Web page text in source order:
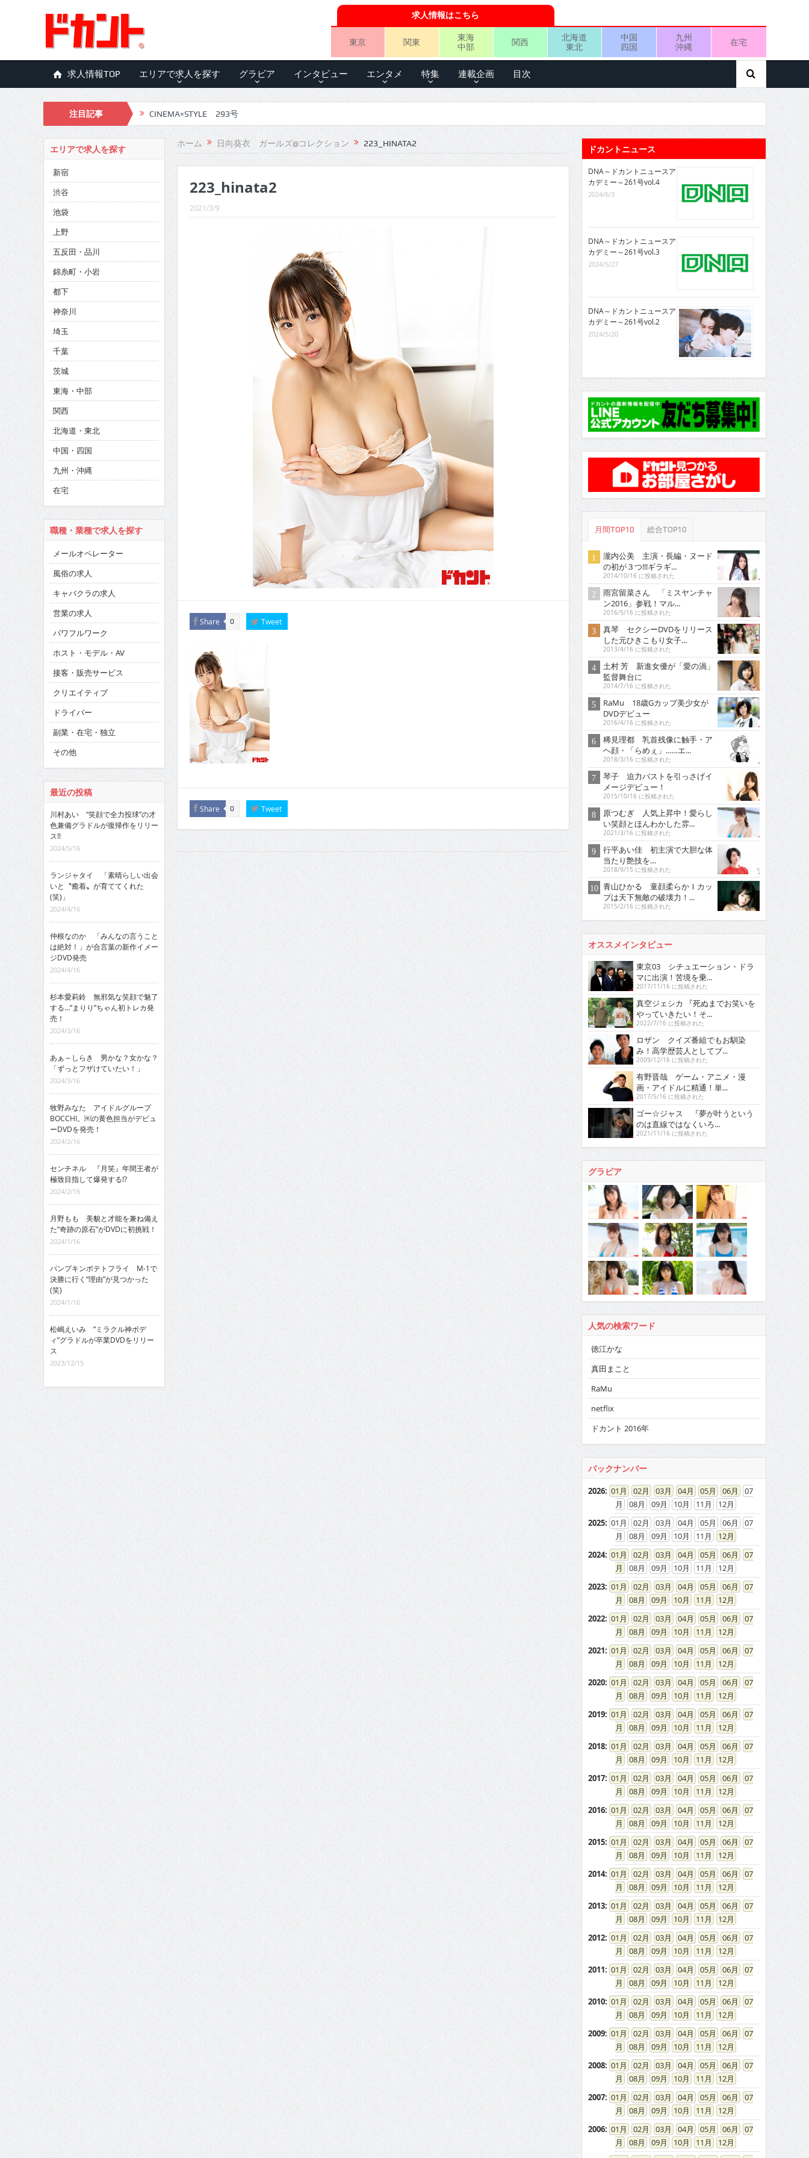
求人情報はこちら
東京 関東
東海
中部
関西
北海道
東北
中国
四国
九州
沖縄
在宅
求人情報TOP エリアで求人を探す グラビア インタビュー エンタメ 特集 連載企画 目次
注目記事 CINEMA×STYLE 293号
CINEMA×STYLE 292号
CINEMA×STYLE 291号
CINEMA×STYLE 290号
CINEMA×STYLE 289号
CINEMA×STYLE 288号
CINEMA×STYLE 286号
CINEMA×STYLE 285号
CINEMA×STYLE 294号
ホーム 日向葵衣 ガールズ@コレクション 223_HINATA2
223_hinata2
2021/3/9
Share 0 Tweet
Share 0 Tweet
エリアで求人を探す
新宿
渋谷
池袋
上野
五反田・品川
錦糸町・小岩
都下
神奈川
埼玉
千葉
茨城
東海・中部
関西
北海道・東北
中国・四国
九州・沖縄
在宅
職種・業種で求人を探す
メールオペレーター
風俗の求人
キャバクラの求人
営業の求人
パワフルワーク
ホスト・モデル・AV
接客・販売サービス
クリエイティブ
ドライバー
副業・在宅・独立
その他
最近の投稿
川村あい “笑顔で全力投球”の才
色兼備グラドルが復帰作をリリー
ス!!
2024/5/16
ランジャタイ 「素晴らしい出会
いと〝癒着〟が育ててくれた
(笑)」
2024/4/16
仲根なのか 「みんなの言うこと
は絶対！」が合言葉の新作イメー
ジDVD発売
2024/4/16
杉本愛莉鈴 無邪気な笑顔で魅了
する…“まりり”ちゃん初トレカ発
売！
2024/3/16
あぁ～しらき 男かな？女かな？
「ずっとフザけていたい！」
2024/3/16
牧野みなた アイドルグループ
BOCCHI。￼の黄色担当がデビュ
ーDVDを発売！
2024/2/16
センチネル 『月笑』年間王者が
極致目指して爆発する!?
2024/2/16
月野もも 美貌と才能を兼ね備え
た“奇跡の原石”がDVDに初挑戦！
2024/1/16
パンプキンポテトフライ M-1で
決勝に行く“理由”が見つかった
(笑)
2024/1/16
松嶋えいみ “ミラクル神ボデ
ィ”グラドルが卒業DVDをリリー
ス
2023/12/15
ドカントニュース
DNA～ドカントニュースア
カデミー～261号vol.4
2024/6/3
DNA～ドカントニュースア
カデミー～261号vol.3
2024/5/27
DNA～ドカントニュースア
カデミー～261号vol.2
2024/5/20
月間TOP10 総合TOP10
瀧内公美 主演・長編・ヌード
の初が３つ!!!ギラギ...
2014/10/16 に投稿された
雨宮留菜さん 「ミスヤンチャ
ン2016」参戦！マル...
2016/5/16 に投稿された
真琴 セクシーDVDをリリース
した元ひきこもり女子...
2013/4/16 に投稿された
土村 芳 新進女優が「愛の渦」
監督舞台に
2014/7/16 に投稿された
RaMu 18歳Gカップ美少女が
DVDデビュー
2016/4/16 に投稿された
稀見理都 乳首残像に触手・ア
ヘ顔・「らめぇ」……エ...
2018/3/16 に投稿された
琴子 迫力バストを引っさげイ
メージデビュー！
2015/10/16 に投稿された
原つむぎ 人気上昇中！愛らし
い笑顔とほんわかした雰...
2021/3/16 に投稿された
行平あい佳 初主演で大胆な体
当たり艶技を…
2018/9/15 に投稿された
青山ひかる 童顔柔らかＩカッ
プは天下無敵の破壊力！...
2015/2/16 に投稿された
オススメインタビュー
東京03 シチュエーション・ドラ
マに出演！苦境を乗...
2017/11/16 に投稿された
真空ジェシカ 『死ぬまでお笑いを
やっていきたい！そ...
2022/7/16 に投稿された
ロザン クイズ番組でもお馴染
み！高学歴芸人としてブ...
2009/12/16 に投稿された
有野晋哉 ゲーム・アニメ・漫
画・アイドルに精通！単...
2017/5/16 に投稿された
ゴー☆ジャス 『夢が叶うという
のは直線ではなくいろ...
2021/11/16 に投稿された
グラビア
人気の検索ワード
徳江かな
真田まこと
RaMu
netflix
ドカント 2016年
バックナンバー
2026: 01 02 03 04 05 06
07
08
09 10 11
12
2025: 01 02 03 04 05 06
07
08
09 10 11
12
2024: 01 02 03 04 05 06
07
08
09 10 11
12
2023: 01 02 03 04 05 06
07
08
09 10 11
12
2022: 01 02 03 04 05 06
07
08
09 10 11
12
2021: 01 02 03 04 05 06
07
08
09 10 11
12
2020: 01 02 03 04 05 06
07
08
09 10 11
12
2019: 01 02 03 04 05 06
07
08
09 10 11
12
2018: 01 02 03 04 05 06
07
08
09 10 11
12
2017: 01 02 03 04 05 06
07
08
09 10 11
12
2016: 01 02 03 04 05 06
07
08
09 10 11
12
2015: 01 02 03 04 05 06
07
08
09 10 11
12
2014: 01 02 03 04 05 06
07
08
09 10 11
12
2013: 01 02 03 04 05 06
07
08
09 10 11
12
2012: 01 02 03 04 05 06
07
08
09 10 11
12
2011: 01 02 03 04 05 06
07
08
09 10 11
12
2010: 01 02 03 04 05 06
07
08
09 10 11
12
2009: 01 02 03 04 05 06
07
08
09 10 11
12
2008: 01 02 03 04 05 06
07
08
09 10 11
12
2007: 01 02 03 04 05 06
07
08
09 10 11
12
2006: 01 02 03 04 05 06
07
08
09 10 11
12